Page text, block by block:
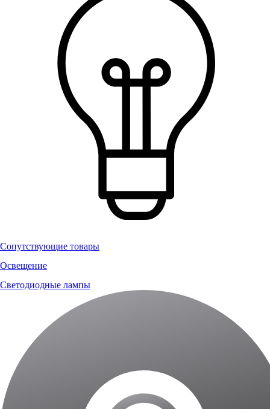
Сопутствующие товары
Освещение
Светодиодные лампы